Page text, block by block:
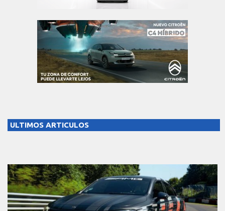
ULTIMOS ARTICULOS